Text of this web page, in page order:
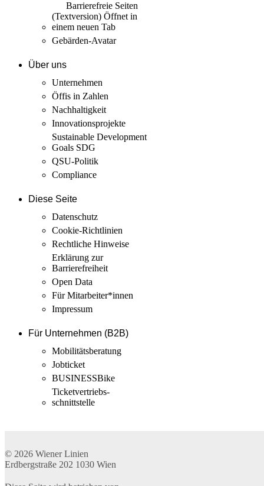
Barrierefreie Seiten
(Textversion) Öffnet in
einem neuen Tab
Gebärden-Avatar
Über uns
Unternehmen
Öffis in Zahlen
Nachhaltigkeit
Innovations­projekte
Sustainable Development
Goals SDG
QSU-Politik
Compliance
Diese Seite
Datenschutz
Cookie-Richtlinien
Rechtliche Hinweise
Erklärung zur
Barrierefreiheit
Open Data
Für Mitarbeiter­*innen
Impressum
Für Unternehmen (B2B)
Mobilitäts­beratung
Jobticket
BUSINESSBike
Ticketvertriebs­
schnittstelle
© 2026 Wiener Linien
Erdbergstraße 202 1030 Wien